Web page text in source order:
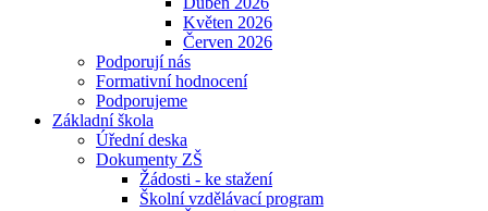
Květen 2026
Červen 2026
Podporují nás
Formativní hodnocení
Podporujeme
Základní škola
Úřední deska
Dokumenty ZŠ
Žádosti - ke stažení
Školní vzdělávací program